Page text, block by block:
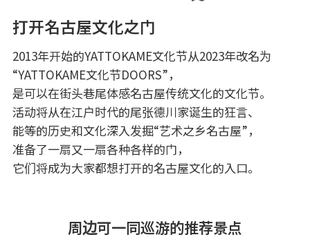
打开名古屋文化之门
2013年开始的YATTOKAME文化节从2023年改名为
“YATTOKAME文化节DOORS”，
是可以在街头巷尾体感名古屋传统文化的文化节。
活动将从在江户时代的尾张德川家诞生的狂言、
能等的历史和文化深入发掘“艺术之乡名古屋”，
准备了一扇又一扇各种各样的门，
它们将成为大家都想打开的名古屋文化的入口。
周边可一同巡游的推荐景点